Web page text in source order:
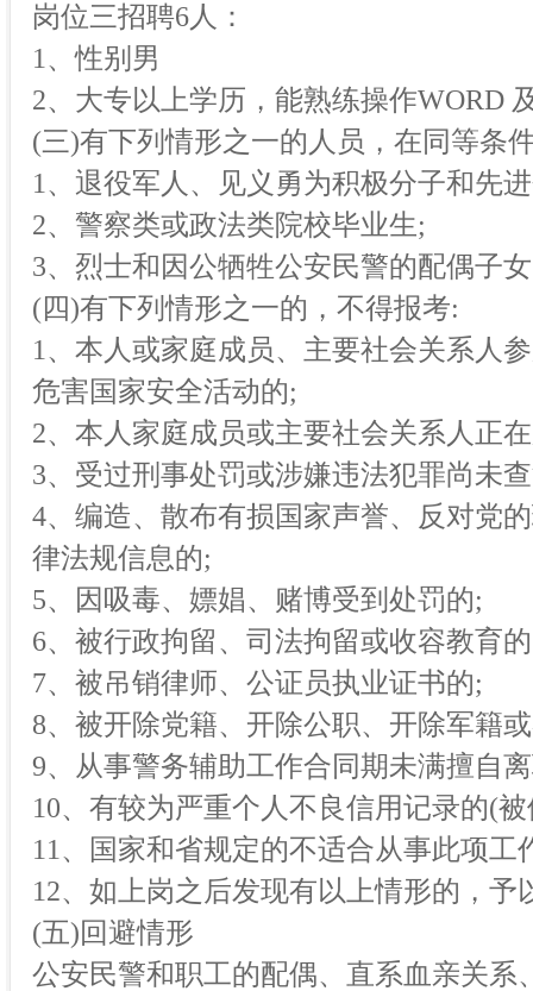
岗位三招聘6人：
1、性别男
2、大专以上学历，能熟练操作WORD
(三)有下列情形之一的人员，在同等条
1、退役军人、见义勇为积极分子和先
2、警察类或政法类院校毕业生;
3、烈士和因公牺牲公安民警的配偶子
(四)有下列情形之一的，不得报考:
1、本人或家庭成员、主要社会关系人
危害国家安全活动的;
2、本人家庭成员或主要社会关系人正
3、受过刑事处罚或涉嫌违法犯罪尚未
4、编造、散布有损国家声誉、反对党
律法规信息的;
5、因吸毒、嫖娼、赌博受到处罚的;
6、被行政拘留、司法拘留或收容教育
7、被吊销律师、公证员执业证书的;
8、被开除党籍、开除公职、开除军籍
9、从事警务辅助工作合同期未满擅自
10、有较为严重个人不良信用记录的(
11、国家和省规定的不适合从事此项工
12、如上岗之后发现有以上情形的，予
(五)回避情形
公安民警和职工的配偶、直系血亲关